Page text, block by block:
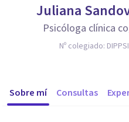
Juliana
Psicóloga clínica
Nº colegiado:
Sobre mí Consultas